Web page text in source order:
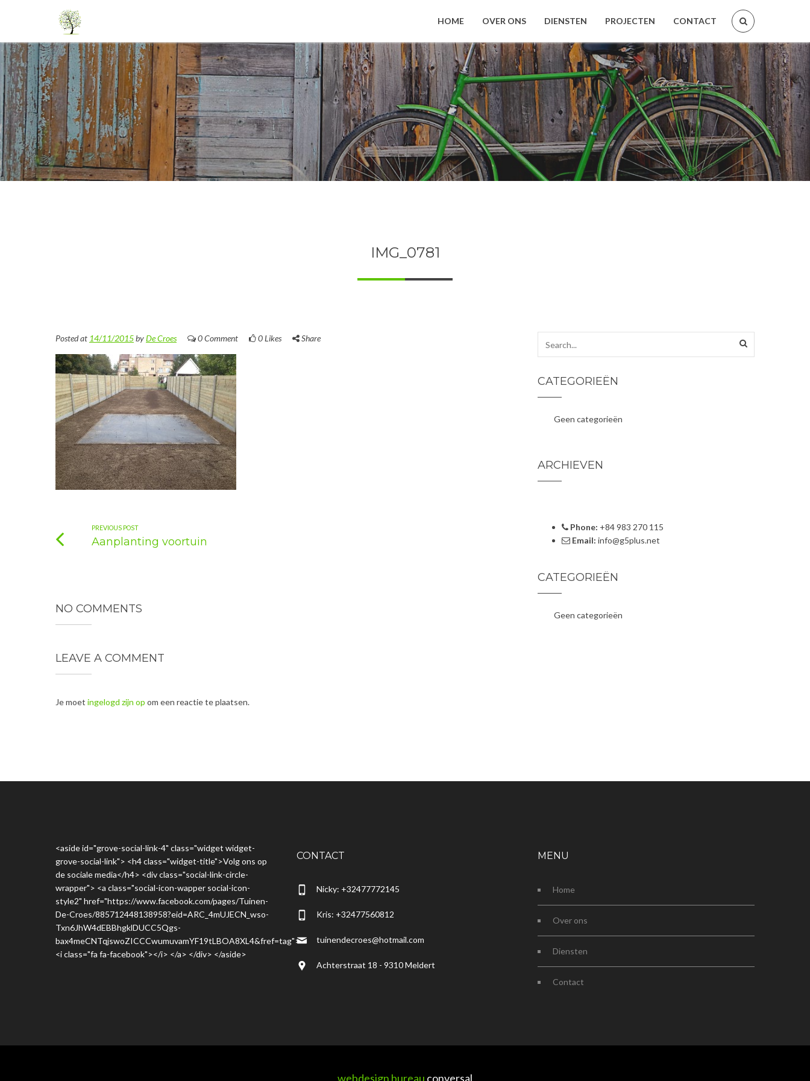
HOME OVER ONS DIENSTEN PROJECTEN CONTACT
IMG_0781
Posted at 14/11/2015byDe Croes 0 Comment 0Likes Share
PREVIOUS POST
Aanplanting voortuin
NO COMMENTS
LEAVE A COMMENT
Je moet ingelogd zijn op om een reactie te plaatsen.
CATEGORIEËN
Geen categorieën
ARCHIEVEN
Phone: +84 983 270 115
Email: info@g5plus.net
CATEGORIEËN
Geen categorieën
<aside id="grove-social-link-4" class="widget widget-
grove-social-link"> <h4 class="widget-title">Volg ons op
de sociale media</h4> <div class="social-link-circle-
wrapper"> <a class="social-icon-wapper social-icon-
style2" href="https://www.facebook.com/pages/Tuinen-
De-Croes/885712448138958?eid=ARC_4mUJECN_wso-
Txn6JhW4dEBBhgklDUCC5Qgs-
bax4meCNTqjswoZICCCwumuvamYF19tLBOA8XL4&fref=tag">
<i class="fa fa-facebook"></i> </a> </div> </aside>
CONTACT
Nicky: +32477772145
Kris: +32477560812
tuinendecroes@hotmail.com
Achterstraat 18 - 9310 Meldert
MENU
Home
Over ons
Diensten
Contact
webdesign bureau conversal